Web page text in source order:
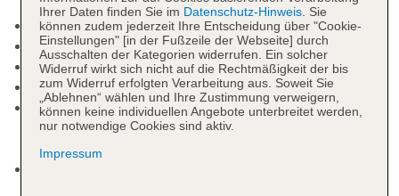
Geldwechsel möglich, Hotelsafe: ohne Gebühr
Gästebetreuung
Lift
Gartenanlage, Dachterrasse, Sonnenterrasse
Pools: 4
Kinderpool: Outdoor, Süßwasser, beheizbar:
November - April, Liegen, Sonnenschirme,
Sonnendächer
Ihrer Daten finden Sie im Datenschutz-Hinweis. Sie
können zudem jederzeit Ihre Entscheidung über "Cookie-
Einstellungen" [in der Fußzeile der Webseite] durch
Ausschalten der Kategorien widerrufen. Ein solcher
Widerruf wirkt sich nicht auf die Rechtmäßigkeit der bis
zum Widerruf erfolgten Verarbeitung aus. Soweit Sie
„Ablehnen“ wählen und Ihre Zustimmung verweigern,
können keine individuellen Angebote unterbreitet werden,
nur notwendige Cookies sind aktiv.
Impressum